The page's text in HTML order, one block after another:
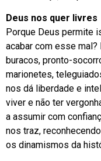
Deus nos quer livres
Porque Deus permite
acabar com esse mal?
buracos, pronto-
marionetes,
nos dá liberdade e
viver e não ter
a assumir com
nos traz,
os dinamismos da